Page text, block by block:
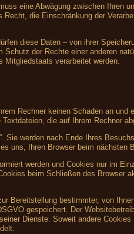
eine Abwägung zwischen Ihren
die Einschränkung der
diese Daten – von ihrer
der Rechte einer anderen
Mitgliedstaats verarbeitet werden.
Rechner keinen Schaden an
die auf Ihrem Rechner
Sie werden nach Ende Ihres
uns, Ihren Browser beim nächsten
werden und Cookies nur im
beim Schließen des Browser
Bereitstellung bestimmter, von
gespeichert. Der
Dienste. Soweit andere